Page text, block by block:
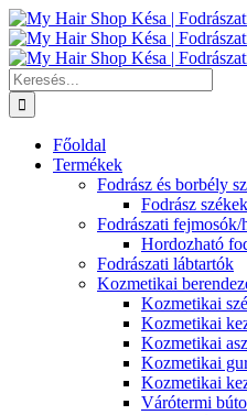
Kihagyás
Keresés...
Főoldal
Termékek
Fodrász és borbély
Fodrász
Fodrászati fejmosók/
Hordozható
Fodrászati lábtartók
Kozmetikai
Kozmetikai
Kozmetikai
Kozmetikai
Kozmetikai
Kozmetikai
Várótermi